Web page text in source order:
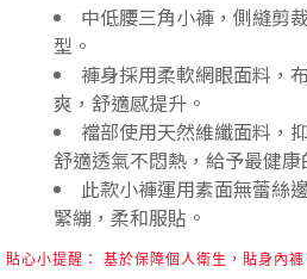
中低腰三角小褲，側縫剪
型。
褲身採用柔軟網眼面料，
爽，舒適感提升。
襠部使用天然維纖面料，
舒適透氣不悶熱，給予最健康
此款小褲運用素面無蕾絲
緊繃，柔和服貼。
貼心小提醒： 基於保障個人衛生，貼身內